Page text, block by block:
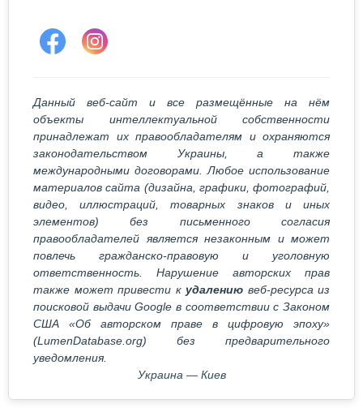
Данный веб-сайт и все размещённые на нём
объекты интеллектуальной собственности
принадлежат их правообладателям и охраняются
законодательством Украины, а также
международными договорами. Любое использование
материалов сайта (дизайна, графики, фотографий,
видео, иллюстраций, товарных знаков и иных
элементов) без письменного согласия
правообладателей является незаконным и может
повлечь гражданско-правовую и уголовную
ответственность. Нарушение авторских прав
также может привести к удалению веб-ресурса из
поисковой выдачи Google в соответствии с Законом
США «Об авторском праве в цифровую эпоху»
(LumenDatabase.org) без предварительного
уведомления.
Украина — Киев